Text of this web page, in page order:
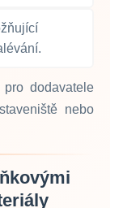
dodavatele
nebo